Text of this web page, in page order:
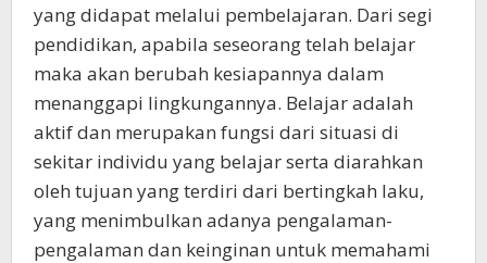
yang didapat melalui pembelajaran. Dari segi
pendidikan, apabila seseorang telah belajar
maka akan berubah kesiapannya dalam
menanggapi lingkungannya. Belajar adalah
aktif dan merupakan fungsi dari situasi di
sekitar individu yang belajar serta diarahkan
oleh tujuan yang terdiri dari bertingkah laku,
yang menimbulkan adanya pengalaman-
pengalaman dan keinginan untuk memahami